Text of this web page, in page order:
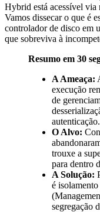
Hybrid está acessível via
Vamos dissecar o que é
controlador de disco em
que sobreviva à
Resumo em 30
A Ameaça:
execução
de
autenticação.
O Alvo:
trouxe a
para dentro
A Solução:
é
segregação